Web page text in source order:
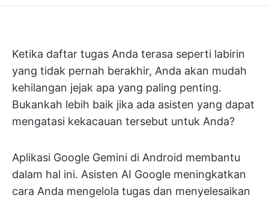
Ketika daftar tugas Anda terasa seperti labirin
yang tidak pernah berakhir, Anda akan mudah
kehilangan jejak apa yang paling penting.
Bukankah lebih baik jika ada asisten yang dapat
mengatasi kekacauan tersebut untuk Anda?
Aplikasi Google Gemini di Android membantu
dalam hal ini. Asisten AI Google meningkatkan
cara Anda mengelola tugas dan menyelesaikan